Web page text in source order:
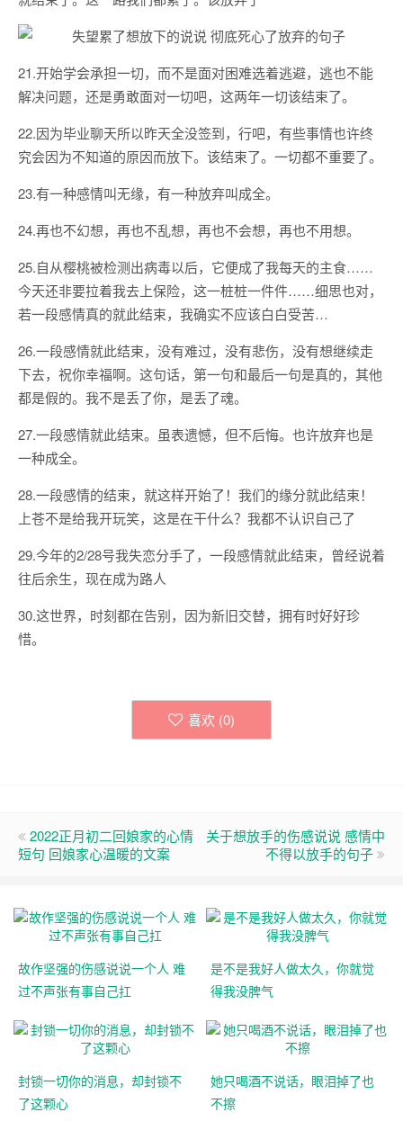
21.开始学会承担一切，而不是面对困难选着逃避，逃也不能
解决问题，还是勇敢面对一切吧，这两年一切该结束了。
22.因为毕业聊天所以昨天全没签到，行吧，有些事情也许终
究会因为不知道的原因而放下。该结束了。一切都不重要了。
23.有一种感情叫无缘，有一种放弃叫成全。
24.再也不幻想，再也不乱想，再也不会想，再也不用想。
25.自从樱桃被检测出病毒以后，它便成了我每天的主食……
今天还非要拉着我去上保险，这一桩桩一件件……细思也对，
若一段感情真的就此结束，我确实不应该白白受苦…
26.一段感情就此结束，没有难过，没有悲伤，没有想继续走
下去，祝你幸福啊。这句话，第一句和最后一句是真的，其他
都是假的。我不是丢了你，是丢了魂。
27.一段感情就此结束。虽表遗憾，但不后悔。也许放弃也是
一种成全。
28.一段感情的结束，就这样开始了！我们的缘分就此结束！
上苍不是给我开玩笑，这是在干什么？我都不认识自己了
29.今年的2/28号我失恋分手了，一段感情就此结束，曾经说着
往后余生，现在成为路人
30.这世界，时刻都在告别，因为新旧交替，拥有时好好珍
惜。
喜欢 (0)
2022正月初二回娘家的心情
短句 回娘家心温暖的文案
关于想放手的伤感说说 感情中
不得以放手的句子
故作坚强的伤感说说一个人 难
过不声张有事自己扛
是不是我好人做太久，你就觉
得我没脾气
封锁一切你的消息，却封锁不
了这颗心
她只喝酒不说话，眼泪掉了也
不擦